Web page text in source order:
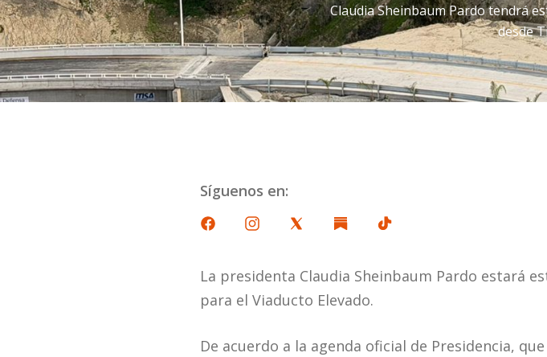
Claudia Sheinbaum Pardo tendrá
desde
Síguenos en:
La presidenta Claudia Sheinbaum Pardo estará
para el Viaducto Elevado.
De acuerdo a la agenda oficial de Presidencia,